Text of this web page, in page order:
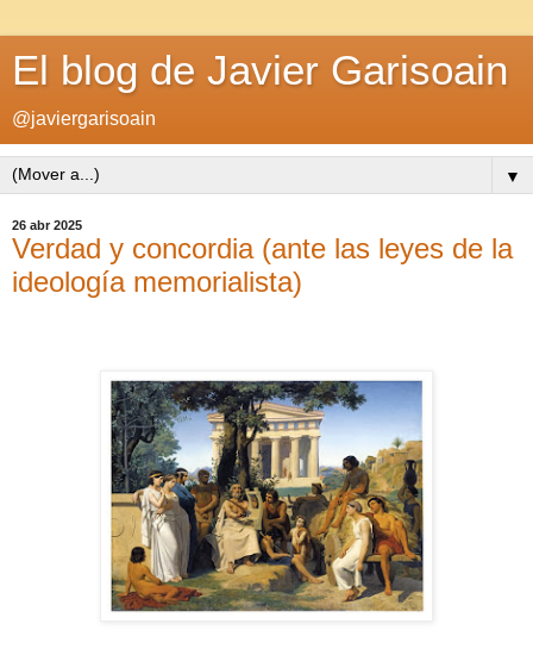
El blog de Javier Garisoain
@javiergarisoain
▼
26 abr 2025
Verdad y concordia (ante las leyes de la
ideología memorialista)